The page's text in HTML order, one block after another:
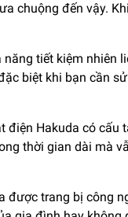
chuộng đến vậy.
tiết kiệm nhiên
biệt khi bạn cần
Hakuda có cấu
thời gian dài mà
được trang bị công